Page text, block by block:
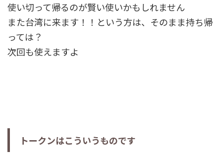
使い切って帰るのが賢い使いかもしれません
また台湾に来ます！！という方は、そのまま持ち帰
っては？
次回も使えますよ
トークンはこういうものです